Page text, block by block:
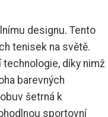
designu. Tento
tenisek na světě.
díky nimž
barevných
šetrná k
sportovní